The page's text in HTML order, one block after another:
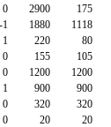
0 2900 175
-1 1880 1118
1 220 80
0 155 105
0 1200 1200
1 900 900
0 320 320
0 20 20